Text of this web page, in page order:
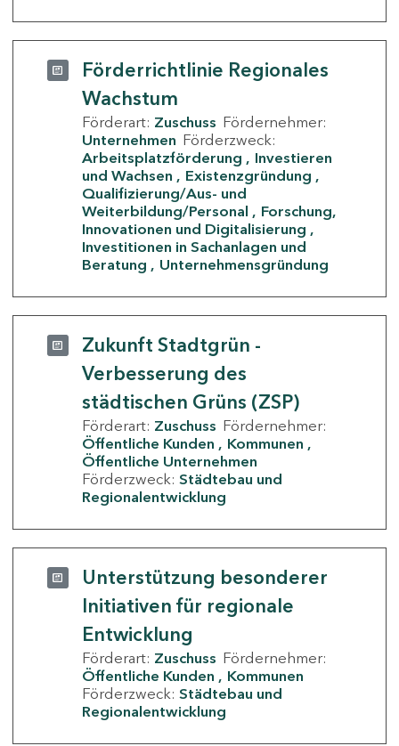
Förderrichtlinie Regionales
Wachstum
Förderart: Zuschuss Fördernehmer:
Unternehmen Förderzweck:
Arbeitsplatzförderung
Investieren
und Wachsen
Existenzgründung
Qualifizierung/Aus- und
Weiterbildung/Personal
Forschung,
Innovationen und Digitalisierung
Investitionen in Sachanlagen und
Beratung
Unternehmensgründung
Zukunft Stadtgrün -
Verbesserung des
städtischen Grüns (ZSP)
Förderart: Zuschuss Fördernehmer:
Öffentliche Kunden
Kommunen
Öffentliche Unternehmen
Förderzweck: Städtebau und
Regionalentwicklung
Unterstützung besonderer
Initiativen für regionale
Entwicklung
Förderart: Zuschuss Fördernehmer:
Öffentliche Kunden
Kommunen
Förderzweck: Städtebau und
Regionalentwicklung